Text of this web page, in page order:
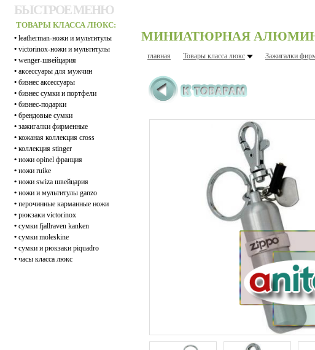
БЫСТРОЕ МЕНЮ
ТОВАРЫ КЛАССА ЛЮКС:
• leatherman-ножи и мультитулы
• victorinox-ножи и мультитулы
• wenger-швейцария
• аксессуары для мужчин
• бизнес аксессуары
• бизнес сумки и портфели
• бизнес-подарки
• брендовые сумки
• зажигалки фирменные
• кожаная коллекция cross
• коллекция stinger
• ножи opinel франция
• ножи ruike
• ножи swiza швейцария
• ножи и мультитулы ganzo
• перочинные карманные ножи
• рюкзаки victorinox
• сумки fjallraven kanken
• сумки moleskine
• сумки и рюкзаки piquadro
• часы класса люкс
МИНИАТЮРНАЯ
главная Товары класса люкс Зажигалки